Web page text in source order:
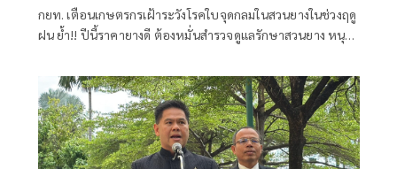
กยท. เตือนเกษตรกรเฝ้าระวังโรคใบจุดกลมในสวนยางในช่วงฤดู
ฝน ย้ำ!! ปีนี้ราคายางดี ต้องหมั่นสำรวจดูแลรักษาสวนยาง หนุน
แรงเพิ่มปริมาณน้ำยาง พร้อมแนะกักเก็บน้ำสำรองเพื่อรับมือ
"เอลนีโญ" ที่ทำให้ฝนตกน้อย สวนยางอาจขาดแคลนน้ำได้